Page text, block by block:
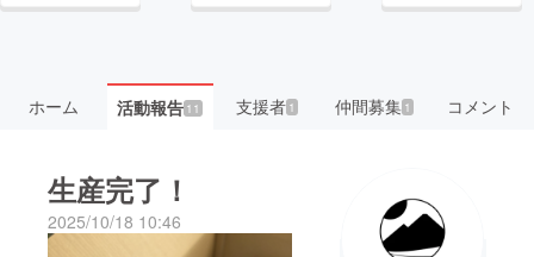
ホーム 活動報告11 支援者 1 仲間募集 1 コメント
生産完了！
2025/10/18 10:46